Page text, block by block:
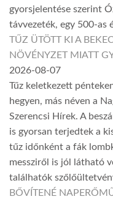
gyorsjelentése szerint
távvezeték, egy 500-as
TŰZ ÜTÖTT KI A
NÖVÉNYZET MIATT
2026-08-07
Tűz keletkezett
hegyen, más néven a
Szerencsi Hírek. A
is gyorsan terjedtek a
tűz időnként a fák
messziről is jól látható
találhatók
BŐVÍTENÉ